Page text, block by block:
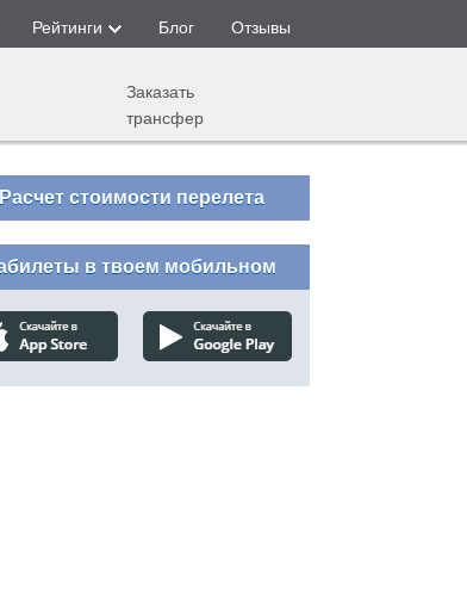
Рейтинги Блог Отзывы
Заказать
трансфер
Расчет стоимости перелета
в твоем мобильном